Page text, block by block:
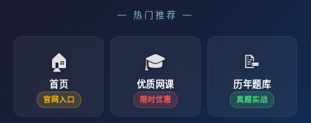
— 热门推荐 —
🏠
首页
官网入口
🎓
优质网课
限时优惠
📝
历年题库
真题实战